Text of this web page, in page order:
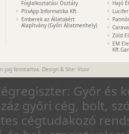
Foglalkoztatási Osztály
PlixApp Informatika Kft.
Emberek az Állatokért
Alapítvány (Győri Állatmenhely)
Hajó
Zöld
EM
jog fenntartva. Design & Site: Voov
Győr és
győri cég, bolt,
cégtudakozó